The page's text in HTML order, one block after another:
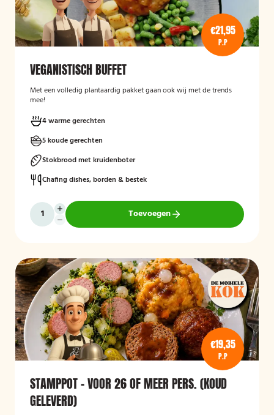
€21,95
P.P
VEGANISTISCH BUFFET
Met een volledig plantaardig pakket gaan ook wij met de trends
mee!
4 warme gerechten
5 koude gerechten
Stokbrood met kruidenboter
Chafing dishes, borden & bestek
Toevoegen
€19,35
P.P
STAMPPOT - VOOR 26 OF MEER PERS. (KOUD
GELEVERD)